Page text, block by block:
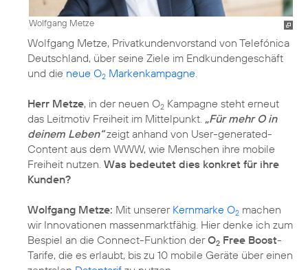
Wolfgang Metze
Wolfgang Metze, Privatkundenvorstand von Telefónica
Deutschland, über seine Ziele im Endkundengeschäft
und die neue O2 Markenkampagne
Herr Metze, in der neuen O2 Kampagne steht erneut
das Leitmotiv Freiheit im Mittelpunkt. „Für mehr O in
deinem Leben“zeigt anhand von User-generated-
Content aus dem WWW, wie Menschen ihre mobile
Freiheit nutzen. Was bedeutet dies konkret für ihre
Kunden?
Wolfgang Metze: Mit unserer Kernmarke O2 machen
wir Innovationen massenmarktfähig. Hier denke ich zum
Bespiel an die Connect-Funktion derO2 Free Boost-
Tarife, die es erlaubt, bis zu 10 mobile Geräte über einen